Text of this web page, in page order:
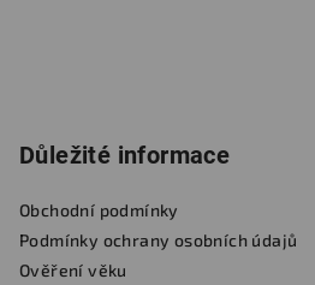
Důležité informace
Obchodní podmínky
Podmínky ochrany osobních údajů
Ověření věku